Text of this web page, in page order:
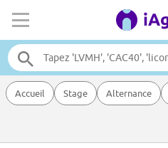
Accueil Stage Alternance